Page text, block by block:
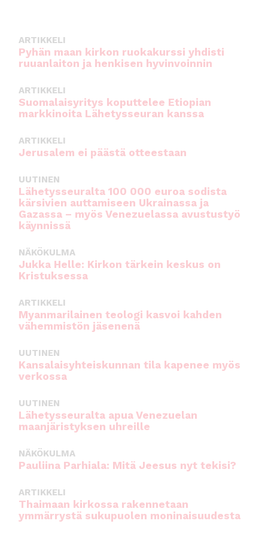
ARTIKKELI
Pyhän maan kirkon ruokakurssi yhdisti
ruuanlaiton ja henkisen hyvinvoinnin
ARTIKKELI
Suomalaisyritys koputtelee Etiopian
markkinoita Lähetysseuran kanssa
ARTIKKELI
Jerusalem ei päästä otteestaan
UUTINEN
Lähetysseuralta 100 000 euroa sodista
kärsivien auttamiseen Ukrainassa ja
Gazassa – myös Venezuelassa avustustyö
käynnissä
NÄKÖKULMA
Jukka Helle: Kirkon tärkein keskus on
Kristuksessa
ARTIKKELI
Myanmarilainen teologi kasvoi kahden
vähemmistön jäsenenä
UUTINEN
Kansalaisyhteiskunnan tila kapenee myös
verkossa
UUTINEN
Lähetysseuralta apua Venezuelan
maanjäristyksen uhreille
NÄKÖKULMA
Pauliina Parhiala: Mitä Jeesus nyt tekisi?
ARTIKKELI
Thaimaan kirkossa rakennetaan
ymmärrystä sukupuolen moninaisuudesta